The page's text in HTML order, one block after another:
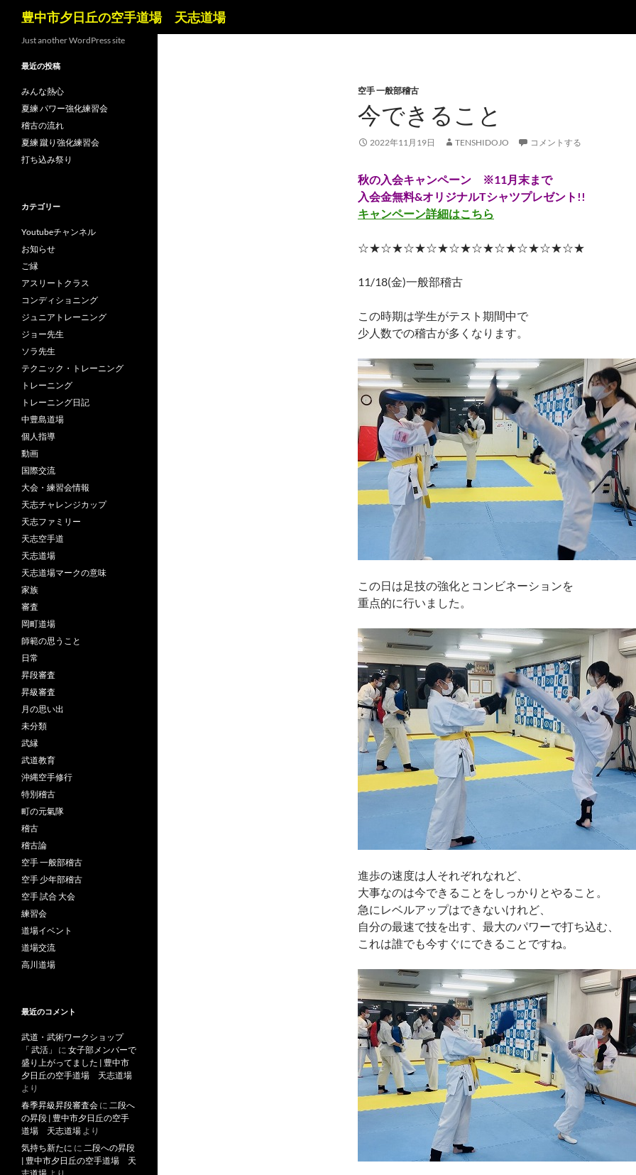
豊中市夕日丘の空手道場 天志道場
空手 一般部稽古
今できること
2022年11月19日 TENSHIDOJO コメントする
秋の入会キャンペーン ※11月末まで
入会金無料&オリジナルTシャツプレゼント!!
キャンペーン詳細はこちら
☆★☆★☆★☆★☆★☆★☆★☆★☆★☆★
11/18(金)一般部稽古
この時期は学生がテスト期間中で
少人数での稽古が多くなります。
この日は足技の強化とコンビネーションを
重点的に行いました。
進歩の速度は人それぞれなれど、
大事なのは今できることをしっかりとやること。
急にレベルアップはできないけれど、
自分の最速で技を出す、最大のパワーで打ち込む、
これは誰でも今すぐにできることですね。
Just another WordPress site
最近の投稿
みんな熱心
夏練 パワー強化練習会
稽古の流れ
夏練 蹴り強化練習会
打ち込み祭り
カテゴリー
Youtubeチャンネル
お知らせ
ご縁
アスリートクラス
コンディショニング
ジュニアトレーニング
ジョー先生
ソラ先生
テクニック・トレーニング
トレーニング
トレーニング日記
中豊島道場
個人指導
動画
国際交流
大会・練習会情報
天志チャレンジカップ
天志ファミリー
天志空手道
天志道場
天志道場マークの意味
家族
審査
岡町道場
師範の思うこと
日常
昇段審査
昇級審査
月の思い出
未分類
武縁
武道教育
沖縄空手修行
特別稽古
町の元氣隊
稽古
稽古論
空手 一般部稽古
空手 少年部稽古
空手 試合 大会
練習会
道場イベント
道場交流
高川道場
最近のコメント
武道・武術ワークショップ
「 武活」
に 女子部メンバーで
盛り上がってました | 豊中市
夕日丘の空手道場 天志道場
より
春季昇級昇段審査会 に 二段へ
の昇段 | 豊中市夕日丘の空手
道場 天志道場 より
気持ち新たに に 二段への昇段
| 豊中市夕日丘の空手道場 天